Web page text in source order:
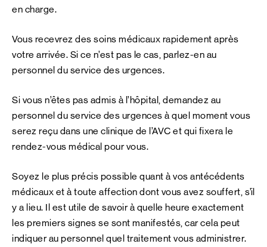
en charge.
Vous recevrez des soins médicaux rapidement après
votre arrivée. Si ce n’est pas le cas, parlez-en au
personnel du service des urgences.
Si vous n’êtes pas admis à l’hôpital, demandez au
personnel du service des urgences à quel moment vous
serez reçu dans une clinique de l’AVC et qui fixera le
rendez-vous médical pour vous.
Soyez le plus précis possible quant à vos antécédents
médicaux et à toute affection dont vous avez souffert, s’il
y a lieu. Il est utile de savoir à quelle heure exactement
les premiers signes se sont manifestés, car cela peut
indiquer au personnel quel traitement vous administrer.